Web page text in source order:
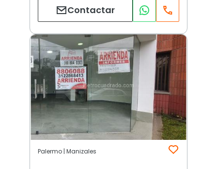
Contactar
Palermo | Manizales